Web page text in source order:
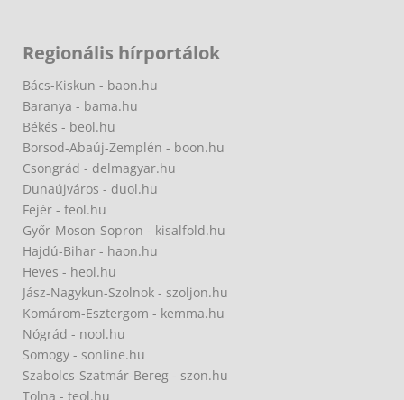
Regionális hírportálok
Bács-Kiskun - baon.hu
Baranya - bama.hu
Békés - beol.hu
Borsod-Abaúj-Zemplén - boon.hu
Csongrád - delmagyar.hu
Dunaújváros - duol.hu
Fejér - feol.hu
Győr-Moson-Sopron - kisalfold.hu
Hajdú-Bihar - haon.hu
Heves - heol.hu
Jász-Nagykun-Szolnok - szoljon.hu
Komárom-Esztergom - kemma.hu
Nógrád - nool.hu
Somogy - sonline.hu
Szabolcs-Szatmár-Bereg - szon.hu
Tolna - teol.hu